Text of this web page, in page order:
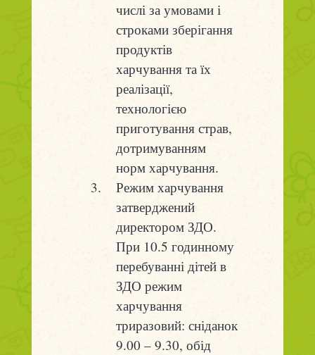
числі за умовами і
строками зберігання
продуктів
харчування та їх
реалізації,
технологією
приготування страв,
дотримуванням
норм харчування.
Режим харчування
затверджений
директором ЗДО.
При 10.5 годинному
перебуванні дітей в
ЗДО режим
харчування
триразовий: сніданок
9.00 – 9.30, обід